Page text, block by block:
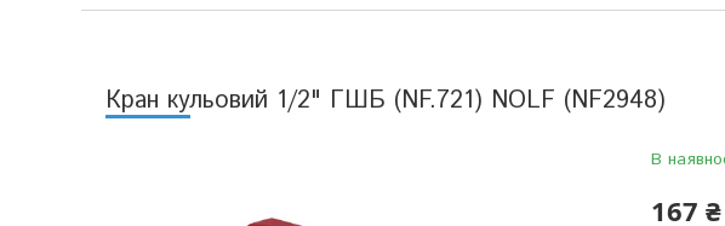
Кран кульовий 1/2" ГШБ (NF.721) NOLF (NF2948)
В
167 ₴